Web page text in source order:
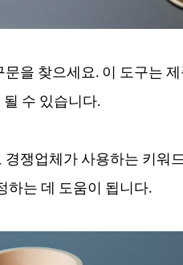
을 찾으세요. 이 도구는
수 있습니다.
쟁업체가 사용하는 키워
하는 데 도움이 됩니다.